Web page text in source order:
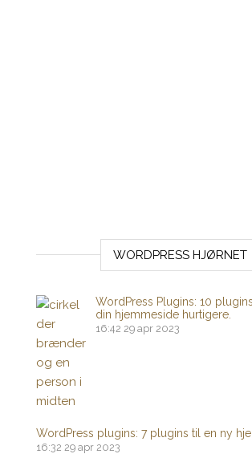
WORDPRESS HJØRNET
WordPress Plugins: 10
din hjemmeside hurtigere.
16:42 29 apr 2023
WordPress plugins: 7 plugins til en ny
16:32 29 apr 2023